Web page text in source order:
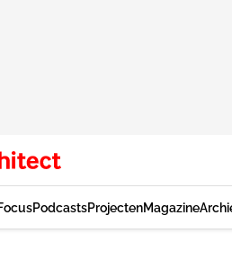
PodcastsProjectenMagazine